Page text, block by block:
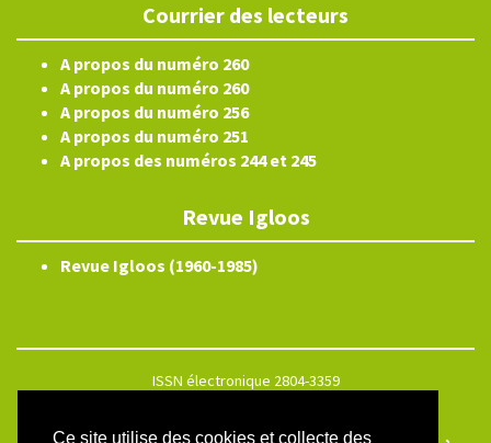
Ce site utilise des cookies et collecte des
Courrier des lecteurs
A propos du numéro 260
A propos du numéro 260
A propos du numéro 256
A propos du numéro 251
A propos des numéros 244 et 245
Revue Igloos
Revue Igloos (1960-1985)
ISSN électronique 2804-3359